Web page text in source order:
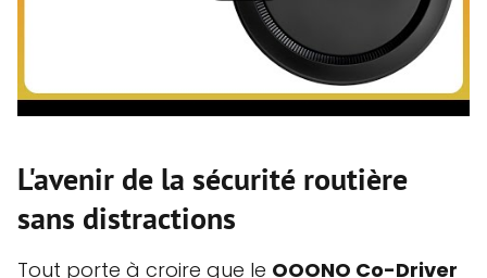
L'avenir de la sécurité routière
sans distractions
Tout porte à croire que le OOONO Co-Driver